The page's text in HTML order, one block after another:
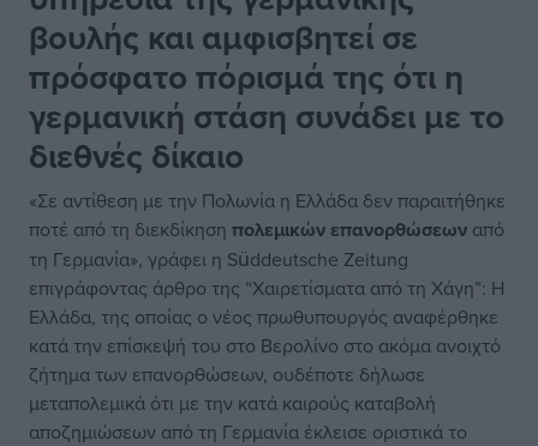
βουλής και αμφισβητεί σε
πρόσφατο πόρισμά της ότι η
γερμανική στάση συνάδει με το
διεθνές δίκαιο
«Σε αντίθεση με την Πολωνία η Ελλάδα δεν παραιτήθηκε
ποτέ από τη διεκδίκηση πολεμικών επανορθώσεων από
τη Γερμανία», γράφει η Süddeutsche Zeitung
επιγράφοντας άρθρο της “Χαιρετίσματα από τη Χάγη”: H
Ελλάδα, της οποίας ο νέος πρωθυπουργός αναφέρθηκε
κατά την επίσκεψή του στο Βερολίνο στο ακόμα ανοιχτό
ζήτημα των επανορθώσεων, ουδέποτε δήλωσε
μεταπολεμικά ότι με την κατά καιρούς καταβολή
αποζημιώσεων από τη Γερμανία έκλεισε οριστικά το